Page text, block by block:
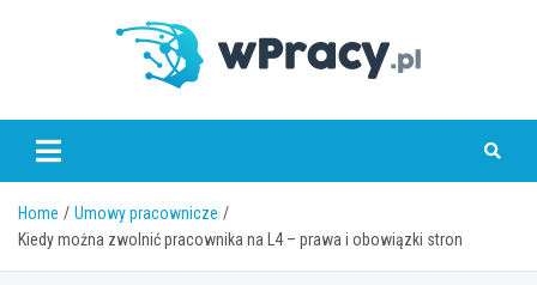
wPracy.pl
Home
Umowy pracownicze
Kiedy można zwolnić pracownika na L4 – prawa i obowiązki stron